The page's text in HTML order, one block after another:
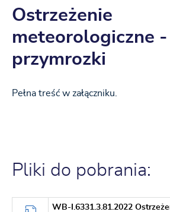
Ostrzeżenie
meteorologiczne -
przymrozki
Pełna treść w załączniku.
Pliki do pobrania:
WB-I.6331.3.81.2022